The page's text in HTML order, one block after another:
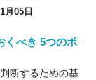
月05日
くべき 5つのポ
断するための基